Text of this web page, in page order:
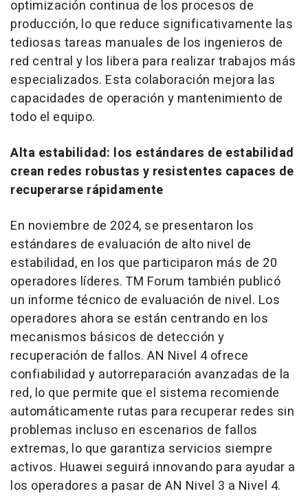
optimización continua de los procesos de
producción, lo que reduce significativamente las
tediosas tareas manuales de los ingenieros de
red central y los libera para realizar trabajos más
especializados. Esta colaboración mejora las
capacidades de operación y mantenimiento de
todo el equipo.
Alta estabilidad: los estándares de estabilidad
crean redes robustas y resistentes capaces de
recuperarse rápidamente
En noviembre de 2024, se presentaron los
estándares de evaluación de alto nivel de
estabilidad, en los que participaron más de 20
operadores líderes. TM Forum también publicó
un informe técnico de evaluación de nivel. Los
operadores ahora se están centrando en los
mecanismos básicos de detección y
recuperación de fallos. AN Nivel 4 ofrece
confiabilidad y autorreparación avanzadas de la
red, lo que permite que el sistema recomiende
automáticamente rutas para recuperar redes sin
problemas incluso en escenarios de fallos
extremas, lo que garantiza servicios siempre
activos. Huawei seguirá innovando para ayudar a
los operadores a pasar de AN Nivel 3 a Nivel 4.